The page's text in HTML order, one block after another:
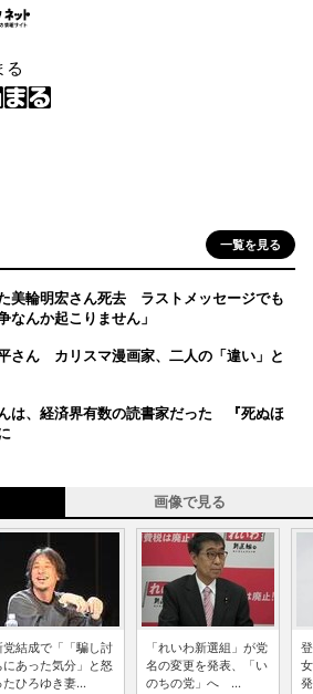
る
一覧を見る
美輪明宏さん死去 ラストメッセージでも
んか起こりません」
さん カリスマ漫画家、二人の「違い」と
は、経済界有数の読書家だった 『死ぬほ
画像で見る
党結成で「「騙し討
にあった気分」と怒
たひろゆき妻...
「れいわ新選組」が党
名の変更を発表、「い
のちの党」へ ...